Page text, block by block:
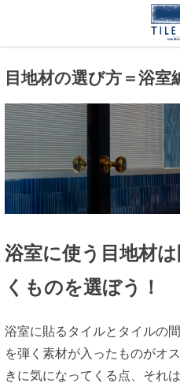
オーダーメイドタイル・オリ
サンプルタイル送付
目地材の選び方＝浴室
浴室に使う目地材
くものを選ぼう！
浴室に貼るタイルとタイルの
を弾く素材が入ったものがオ
きに気になってくる点、それ